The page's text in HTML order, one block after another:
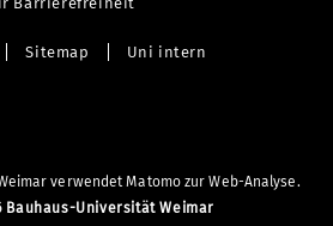
Sitemap Uni intern
verwendet Matomo zur Web-Analyse.
Bauhaus-Universität Weimar